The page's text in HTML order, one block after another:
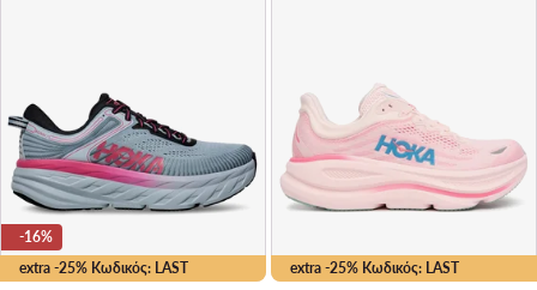
extra -25% Κωδικός: LAST
-16%
extra -25% Κωδικός: LAST